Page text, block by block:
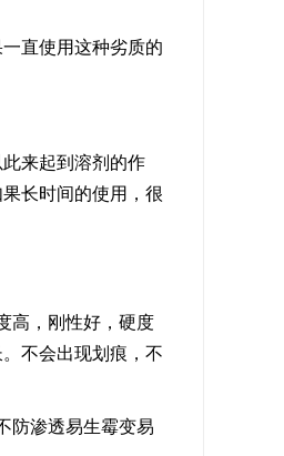
直使用这种劣质的
来起到溶剂的作
长时间的使用，很
高，刚性好，硬度
不会出现划痕，不
防渗透易生霉变易